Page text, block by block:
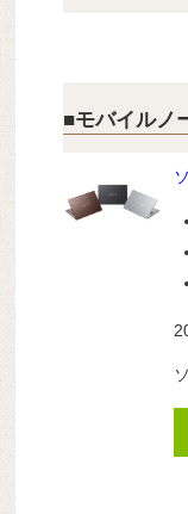
■モバイルノ